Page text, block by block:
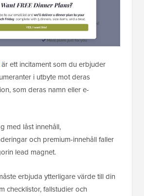
är ett incitament som du erbjuder
i utbyte mot deras
som deras namn eller e-
med låst innehåll,
och premium-innehåll faller
lead magnet.
erbjuda ytterligare värde till din
checklistor, fallstudier och